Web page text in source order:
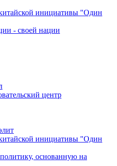
китайской инициативы "Один
- своей нации
центр
китайской инициативы "Один
основанную на